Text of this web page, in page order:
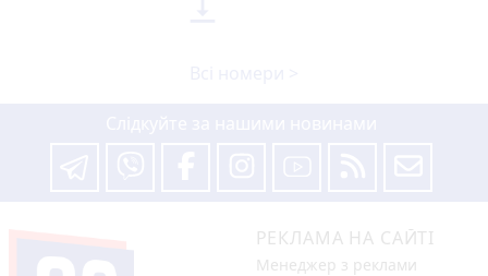
РЕКЛАМА НА САЙТІ
Менеджер з реклами